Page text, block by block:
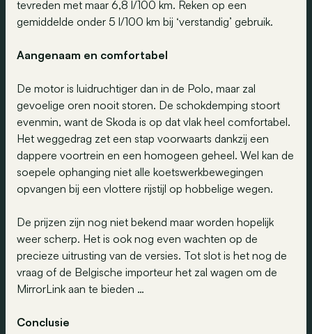
tevreden met maar 6,8 l/100 km. Reken op een
gemiddelde onder 5 l/100 km bij ‘verstandig’ gebruik.
Aangenaam en comfortabel
De motor is luidruchtiger dan in de Polo, maar zal
gevoelige oren nooit storen. De schokdemping stoort
evenmin, want de Skoda is op dat vlak heel comfortabel.
Het weggedrag zet een stap voorwaarts dankzij een
dappere voortrein en een homogeen geheel. Wel kan de
soepele ophanging niet alle koetswerkbewegingen
opvangen bij een vlottere rijstijl op hobbelige wegen.
De prijzen zijn nog niet bekend maar worden hopelijk
weer scherp. Het is ook nog even wachten op de
precieze uitrusting van de versies. Tot slot is het nog de
vraag of de Belgische importeur het zal wagen om de
MirrorLink aan te bieden …
Conclusie